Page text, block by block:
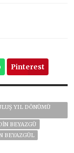
Pinterest
YIL DÖNÜMÜ
BEYAZGÜ
BEYAZGÜL